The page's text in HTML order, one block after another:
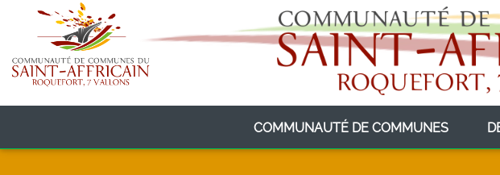
COMMUNAUTÉ DE COMMUNES